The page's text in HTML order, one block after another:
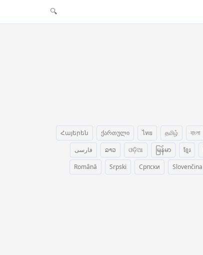
🔍
বাংলা
தமிழ்
ไทย
ქართული
Հայերեն
ខ្មែរ
မြန်မာ
ଓଡ଼ିଆ
ລາວ
فارسی
Slovenčina
Српски
Srpski
Română